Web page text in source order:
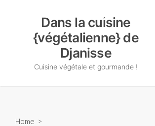
Dans la cuisine
{végétalienne} de
Djanisse
Cuisine végétale et gourmande !
Home >